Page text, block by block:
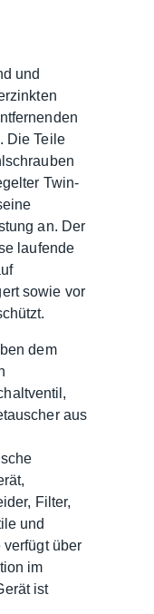
und
Die Teile
Twin-
an. Der
laufende
sowie vor
dem
aus
Filter,
und
verfügt über
im
ist